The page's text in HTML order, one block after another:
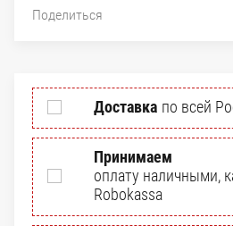
Поделиться
Доставка по всей
Принимаем
оплату наличными,
Robokassa